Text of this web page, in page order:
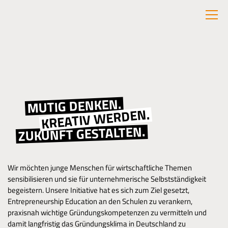
MUTIG DENKEN.
KREATIV WERDEN.
ZUKUNFT GESTALTEN.
Wir möchten junge Menschen für wirtschaftliche Themen
sensibilisieren und sie für unternehmerische Selbstständigkeit
begeistern. Unsere Initiative hat es sich zum Ziel gesetzt,
Entrepreneurship Education an den Schulen zu verankern,
praxisnah wichtige Gründungskompetenzen zu vermitteln und
damit langfristig das Gründungsklima in Deutschland zu